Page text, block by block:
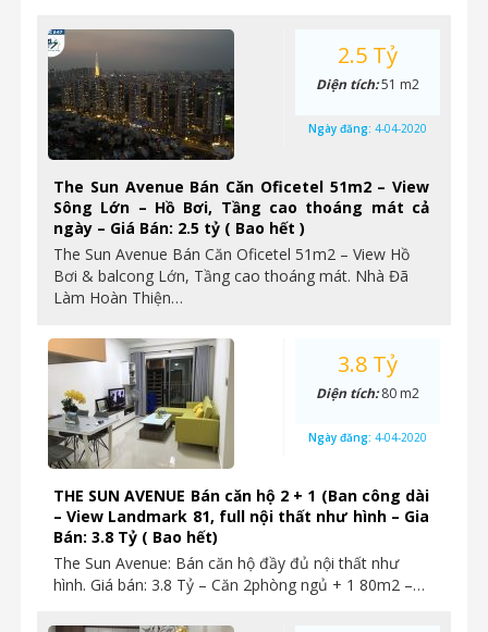
The Sun Avenue Bán Căn Oficetel 51m2 – View
Sông Lớn – Hồ Bơi, Tầng cao thoáng mát cả
ngày – Giá Bán: 2.5 tỷ ( Bao hết )
The Sun Avenue Bán Căn Oficetel 51m2 – View Hồ
Bơi & balcong Lớn, Tầng cao thoáng mát. Nhà Đã
Làm Hoàn Thiện…
2.5 Tỷ
Diện tích:51 m2
Ngày đăng: 4-04-2020
THE SUN AVENUE Bán căn hộ 2 + 1 (Ban công dài
– View Landmark 81, full nội thất như hình – Gia
Bán: 3.8 Tỷ ( Bao hết)
The Sun Avenue: Bán căn hộ đầy đủ nội thất như
hình. Giá bán: 3.8 Tỷ – Căn 2phòng ngủ + 1 80m2 –…
3.8 Tỷ
Diện tích:80 m2
Ngày đăng: 4-04-2020